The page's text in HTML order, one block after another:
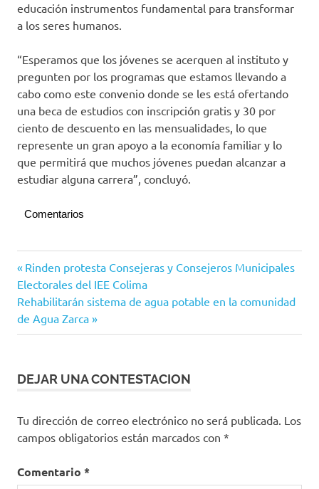
educación instrumentos fundamental para transformar
a los seres humanos.
“Esperamos que los jóvenes se acerquen al instituto y
pregunten por los programas que estamos llevando a
cabo como este convenio donde se les está ofertando
una beca de estudios con inscripción gratis y 30 por
ciento de descuento en las mensualidades, lo que
represente un gran apoyo a la economía familiar y lo
que permitirá que muchos jóvenes puedan alcanzar a
estudiar alguna carrera”, concluyó.
Comentarios
Navegación
de
entradas
Entrada
anterior:
Rinden protesta Consejeras y Consejeros Municipales
Electorales del IEE Colima
Siguiente
entrada:
Rehabilitarán sistema de agua potable en la comunidad
de Agua Zarca
DEJAR UNA CONTESTACION
Tu dirección de correo electrónico no será publicada. Los
campos obligatorios están marcados con *
Comentario *